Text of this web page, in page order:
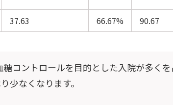
37.63 66.67% 90.67
コントロールを目的とした入院が多くを
少なくなります。